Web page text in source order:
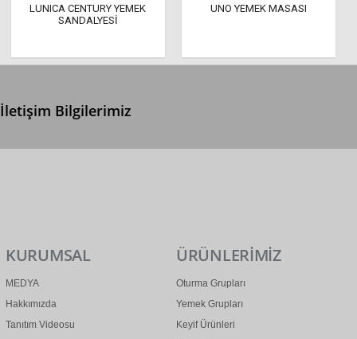
LUNICA CENTURY YEMEK
SANDALYESİ
UNO YEMEK MASASI
İletişim Bilgilerimiz
KURUMSAL
MEDYA
Hakkımızda
Tanıtım Videosu
ÜRÜNLERİMİZ
Oturma Grupları
Yemek Grupları
Keyif Ürünleri